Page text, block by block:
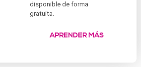
disponible de forma
gratuita.
APRENDER MÁS